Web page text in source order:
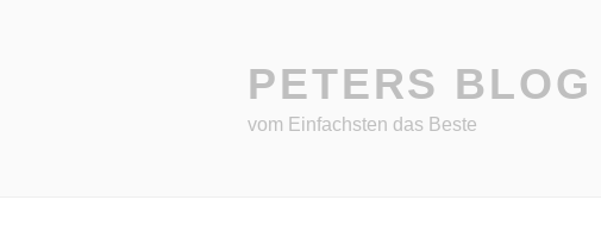
PETERS BLOG
vom Einfachsten das Beste